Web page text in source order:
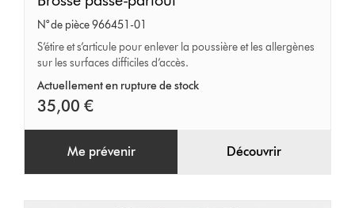
passe-
partout
N° de pièce 966451-01
S’étire et s’articule pour enlever la poussière et les allergènes
sur les surfaces difficiles d’accès.
Actuellement en rupture de stock
35,00 €
Me prévenir Découvrir